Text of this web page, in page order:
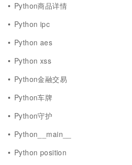
Python商品详情
Python ipc
Python aes
Python xss
Python金融交易
Python车牌
Python守护
Python__main__
Python position